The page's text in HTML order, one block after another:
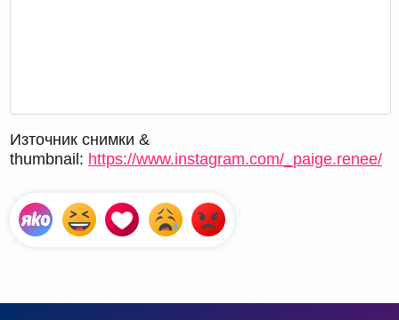
Източник снимки &
thumbnail: https://www.instagram.com/_paige.renee/